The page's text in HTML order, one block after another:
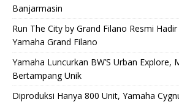
Banjarmasin
Run The City by Grand Filano Resmi
Yamaha Grand Filano
Yamaha Luncurkan BW’S Urban Explore,
Bertampang Unik
Diproduksi Hanya 800 Unit, Yamaha